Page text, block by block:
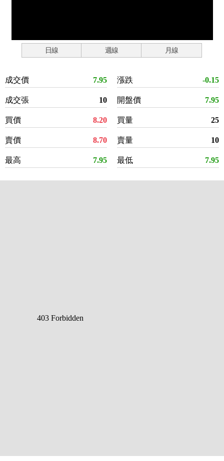
日線 週線 月線
成交價 7.95
成交張 10
買價 8.20
賣價 8.70
最高 7.95
漲跌 -0.15
開盤價 7.95
買量 25
賣量 10
最低 7.95